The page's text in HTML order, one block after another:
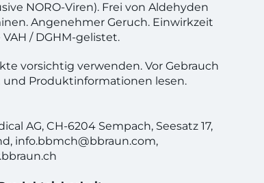
NORO-Viren). Frei von Aldehyden
Angenehmer Geruch. Einwirkzeit
/ DGHM-gelistet.
vorsichtig verwenden. Vor Gebrauch
Produktinformationen lesen.
AG, CH-6204 Sempach, Seesatz 17,
info.bbmch@bbraun.com,